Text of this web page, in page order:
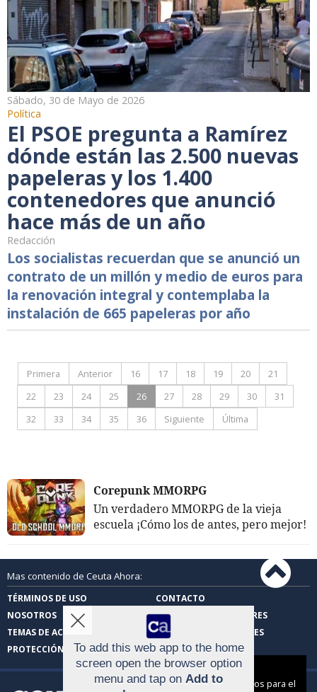
Sábado, 30 de Mayo de 2026
Política
El PSOE pregunta a Ramírez
dónde están las 2.500 nuevas
papeleras y los 1.400
contenedores que anunció
hace más de un año
Redacción
Los socialistas recuerdan que se anunció un
contrato de un millón y medio de euros para
la renovación integral y contemplaba la
instalación de 665 papeleras por año
Primera Anterior 16 17 18 19 20
21
22
23 24 25 26 27 28 29 30
31
32
33 34 35 36 Siguiente Última
Corepunk MMORPG
Un verdadero MMORPG de la vieja
escuela ¡Cómo los de antes, pero mejor!
Mas contenido de Ceuta Ahora:
TÉRMINOS DE USO
CONTACTO
NOSOTROS
CARTAS DE LOS LECTORES
TEMAS DE ACTUALIDAD
FOTOS DE LOS LECTORES
PROTECCIÓN DE DATOS
Aviso sobre el Uso de cookies:
Utilizamos cookies nuestras y de terceros para el
To add this web app to the home
screen open the browser option
menu and tap on Add to